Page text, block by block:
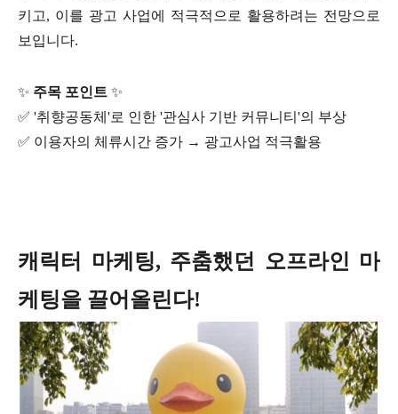
키고, 이를 광고 사업에 적극적으로 활용하려는 전망으로
보입니다.
✨ 주목 포인트 ✨
✅ '취향공동체'로 인한 '관심사 기반 커뮤니티'의 부상
✅ 이용자의 체류시간 증가 → 광고사업 적극활용
캐릭터 마케팅, 주춤했던 오프라인 마
케팅을 끌어올린다!